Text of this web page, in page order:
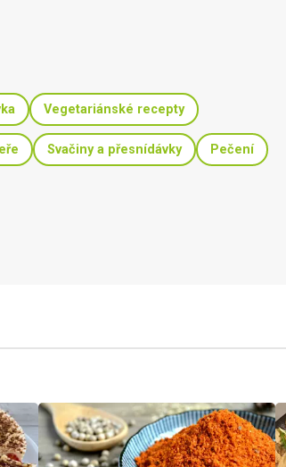
Vegetariánské recepty
Svačiny a přesnídávky Pečení